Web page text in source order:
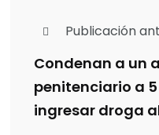
Publicación
Condenan a un
penitenciario a
ingresar droga